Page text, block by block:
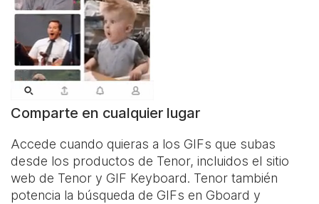
Comparte en cualquier lugar
Accede cuando quieras a los GIFs que subas
desde los productos de Tenor, incluidos el sitio
web de Tenor y GIF Keyboard. Tenor también
potencia la búsqueda de GIFs en Gboard y